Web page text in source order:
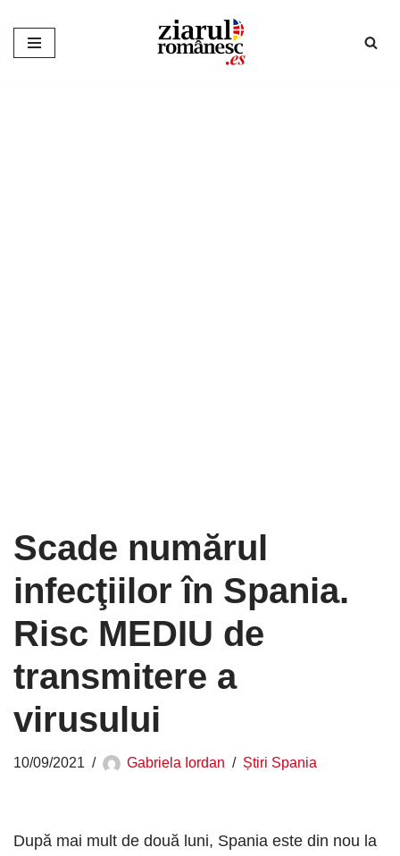
Sari
Scade numărul
infecţiilor în Spania.
Risc MEDIU de
transmitere a
virusului
10/09/2021 Gabriela Iordan Știri Spania
După mai mult de două luni, Spania este din nou la